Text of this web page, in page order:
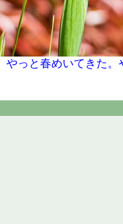
やっと春めいてきた